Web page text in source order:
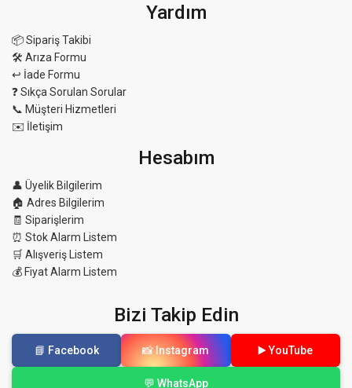
Yardım
📦 Sipariş Takibi
🛠 Arıza Formu
↩️ İade Formu
❓ Sıkça Sorulan Sorular
📞 Müşteri Hizmetleri
✉️ İletişim
Hesabım
👤 Üyelik Bilgilerim
🏠 Adres Bilgilerim
🧾 Siparişlerim
⏰ Stok Alarm Listem
🛒 Alışveriş Listem
💰 Fiyat Alarm Listem
Bizi Takip Edin
📘 Facebook 📸 Instagram ▶️ YouTube
💬 WhatsApp